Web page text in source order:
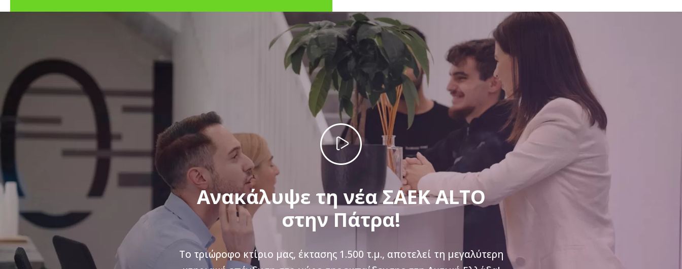
Ανακάλυψε τη νέα ΣΑΕΚ ALTO
στην Πάτρα!
Το τριώροφο κτίριο μας, έκτασης 1.500 τ.μ., αποτελεί τη μεγαλύτερη